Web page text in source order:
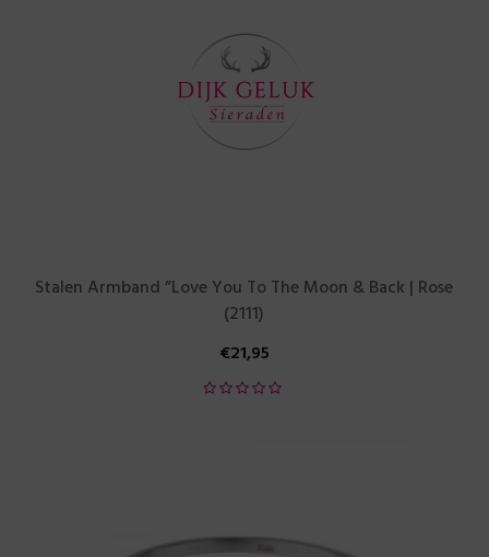
Stalen Armband ”Love You To The Moon & Back | Rose
(2111)
€21,95